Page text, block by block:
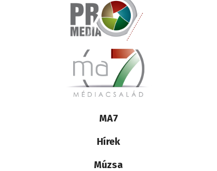
Lábléc
médiacsalád
MA7
Hírek
Múzsa